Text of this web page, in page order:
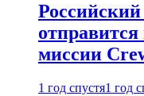
миссии
1 год спустя1 год